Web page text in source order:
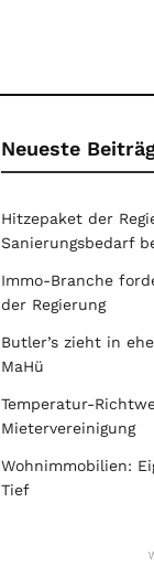
Neueste
Hitzepaket der
Sanierungsbedarf
Immo-Branche
der Regierung
Butler’s zieht in
MaHü
Temperatur-
Mietervereinigung
Wohnimmobilien:
Tief